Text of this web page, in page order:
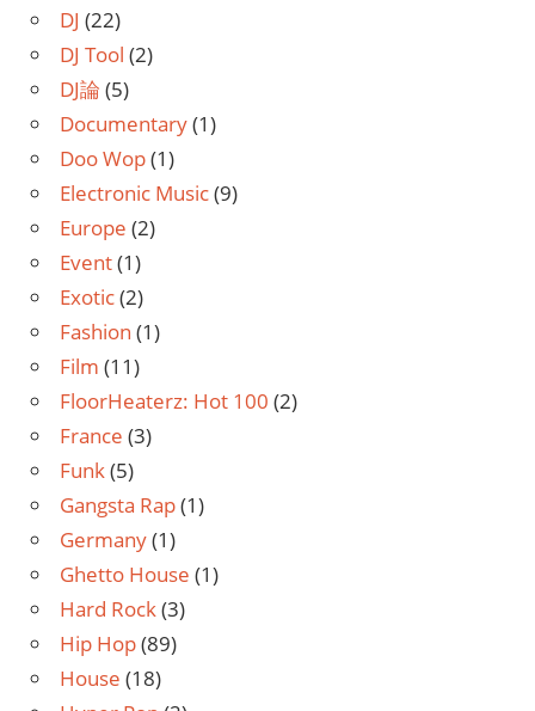
DJ (22)
DJ Tool (2)
DJ論 (5)
Documentary(1)
Doo Wop(1)
Electronic Music(9)
Europe (2)
Event(1)
Exotic(2)
Fashion (1)
Film (11)
FloorHeaterz: Hot 100 (2)
France (3)
Funk(5)
Gangsta Rap(1)
Germany(1)
Ghetto House (1)
Hard Rock(3)
Hip Hop(89)
House (18)